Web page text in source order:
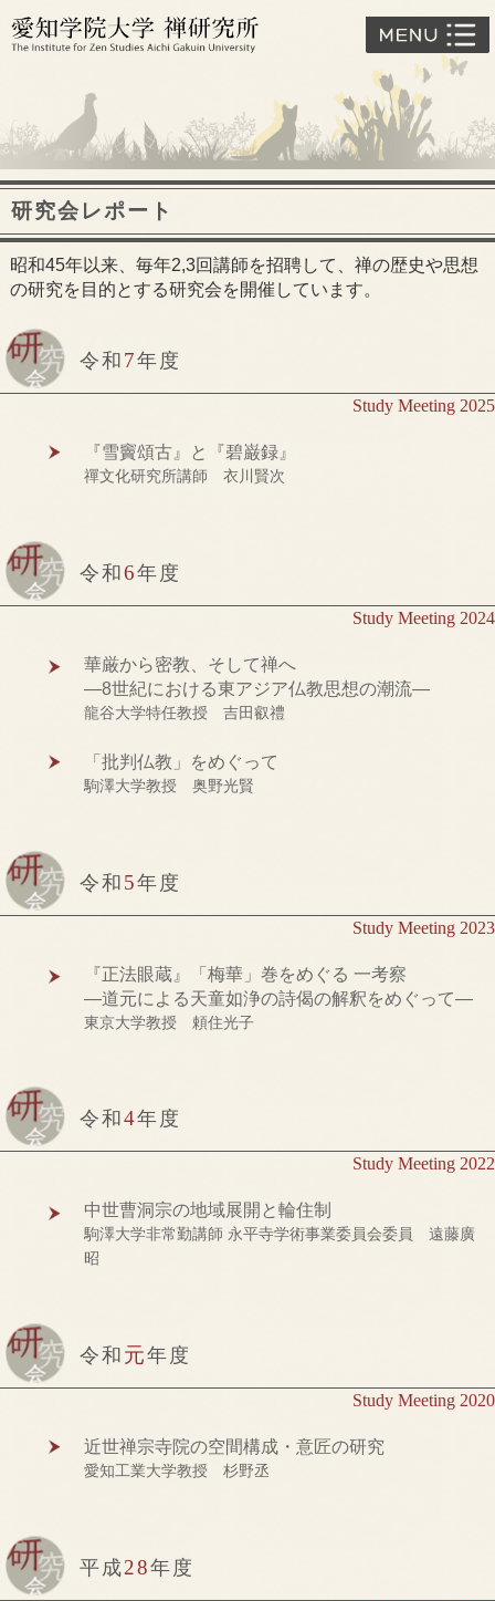
研究会レポート
昭和45年以来、毎年2,3回講師を招聘して、禅の歴史や思想
の研究を目的とする研究会を開催しています。
令和 7年度
Study Meeting 2025
『雪竇頌古』と『碧巌録』
禪文化研究所講師 衣川賢次
令和6年度
Study Meeting 2024
華厳から密教、そして禅へ
―8世紀における東アジア仏教思想の潮流―
龍谷大学特任教授 吉田叡禮
「批判仏教」をめぐって
駒澤大学教授 奥野光賢
令和 5年度
Study Meeting 2023
『正法眼蔵』「梅華」巻をめぐる 一考察
―道元による天童如浄の詩偈の解釈をめぐって―
東京大学教授 頼住光子
令和 4年度
Study Meeting 2022
中世曹洞宗の地域展開と輪住制
駒澤大学非常勤講師 永平寺学術事業委員会委員 遠藤廣
昭
令和 元年度
Study Meeting 2020
近世禅宗寺院の空間構成・意匠の研究
愛知工業大学教授 杉野丞
平成28年度